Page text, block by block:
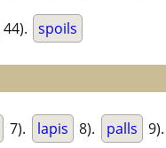
44). spoils
7). lapis 8). palls 9).